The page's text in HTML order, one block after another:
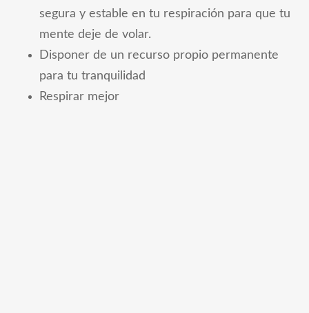
segura y estable en tu respiración para que tu
mente deje de volar.
Disponer de un recurso propio permanente
para tu tranquilidad
Respirar mejor